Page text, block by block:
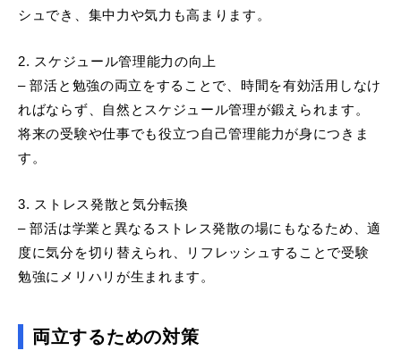
シュでき、集中力や気力も高まります。
2. スケジュール管理能力の向上
– 部活と勉強の両立をすることで、時間を有効活用しなけ
ればならず、自然とスケジュール管理が鍛えられます。
将来の受験や仕事でも役立つ自己管理能力が身につきま
す。
3. ストレス発散と気分転換
– 部活は学業と異なるストレス発散の場にもなるため、適
度に気分を切り替えられ、リフレッシュすることで受験
勉強にメリハリが生まれます。
両立するための対策